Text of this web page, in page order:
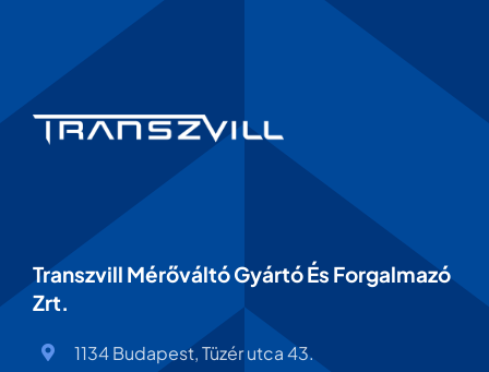
Transzvill Mérőváltó Gyártó És Forgalmazó
Zrt.
1134 Budapest, Tüzér utca 43.